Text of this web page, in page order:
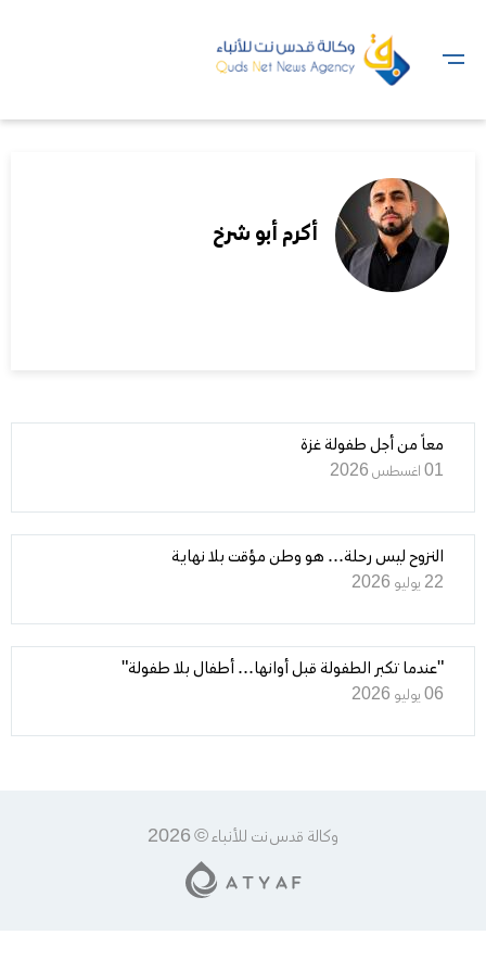
أكرم أبو شرخ
معاً من أجل طفولة غزة
01 اغسطس 2026
النزوح ليس رحلة... هو وطن مؤقت بلا نهاية
22 يوليو 2026
"عندما تكبر الطفولة قبل أوانها... أطفال بلا طفولة"
06 يوليو 2026
وكالة قدس نت للأنباء © 2026